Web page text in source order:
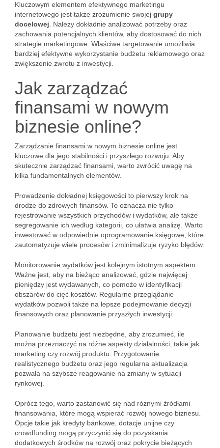
Kluczowym elementem efektywnego marketingu
internetowego jest także zrozumienie swojej grupy
docelowej . Należy dokładnie analizować potrzeby oraz
zachowania potencjalnych klientów, aby dostosować do nich
strategie marketingowe. Właściwe targetowanie umożliwia
bardziej efektywne wykorzystanie budżetu reklamowego oraz
zwiększenie zwrotu z inwestycji.
Jak zarządzać
finansami w nowym
biznesie online?
Zarządzanie finansami w nowym biznesie online jest
kluczowe dla jego stabilności i przyszłego rozwoju. Aby
skutecznie zarządzać finansami, warto zwrócić uwagę na
kilka fundamentalnych elementów.
Prowadzenie dokładnej księgowości to pierwszy krok na
drodze do zdrowych finansów. To oznacza nie tylko
rejestrowanie wszystkich przychodów i wydatków, ale także
segregowanie ich według kategorii, co ułatwia analizę. Warto
inwestować w odpowiednie oprogramowanie księgowe, które
zautomatyzuje wiele procesów i zminimalizuje ryzyko błędów.
Monitorowanie wydatków jest kolejnym istotnym aspektem.
Ważne jest, aby na bieżąco analizować, gdzie najwięcej
pieniędzy jest wydawanych, co pomoże w identyfikacji
obszarów do cięć kosztów. Regularne przeglądanie
wydatków pozwoli także na lepsze podejmowanie decyzji
finansowych oraz planowanie przyszłych inwestycji.
Planowanie budżetu jest niezbędne, aby zrozumieć, ile
można przeznaczyć na różne aspekty działalności, takie jak
marketing czy rozwój produktu. Przygotowanie
realistycznego budżetu oraz jego regularna aktualizacja
pozwala na szybsze reagowanie na zmiany w sytuacji
rynkowej.
Oprócz tego, warto zastanowić się nad różnymi źródłami
finansowania, które mogą wspierać rozwój nowego biznesu.
Opcje takie jak kredyty bankowe, dotacje unijne czy
crowdfunding mogą przyczynić się do pozyskania
dodatkowych środków na rozwój oraz pokrycie bieżących